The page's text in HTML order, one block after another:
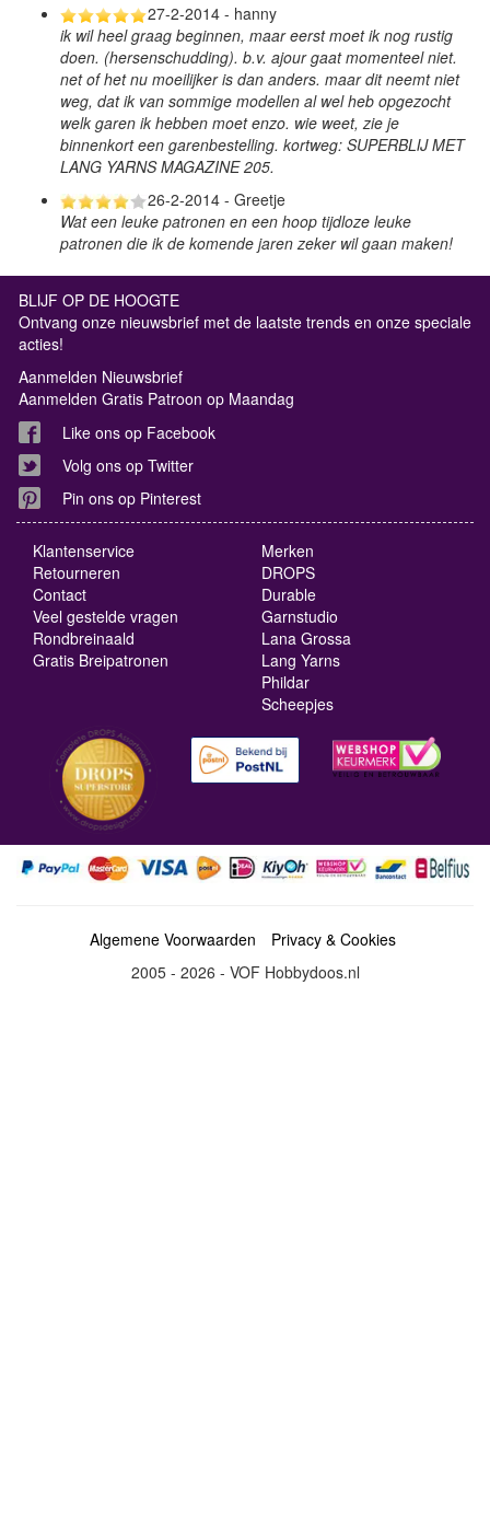
27-2-2014 - hanny
ik wil heel graag beginnen, maar eerst moet ik nog rustig
doen. (hersenschudding). b.v. ajour gaat momenteel niet.
net of het nu moeilijker is dan anders. maar dit neemt niet
weg, dat ik van sommige modellen al wel heb opgezocht
welk garen ik hebben moet enzo. wie weet, zie je
binnenkort een garenbestelling. kortweg: SUPERBLIJ MET
LANG YARNS MAGAZINE 205.
26-2-2014 - Greetje
Wat een leuke patronen en een hoop tijdloze leuke
patronen die ik de komende jaren zeker wil gaan maken!
BLIJF OP DE HOOGTE
Ontvang onze nieuwsbrief met de laatste trends en onze speciale
acties!
Aanmelden Nieuwsbrief
Aanmelden Gratis Patroon op Maandag
Like ons op Facebook
Volg ons op Twitter
Pin ons op Pinterest
Klantenservice
Retourneren
Contact
Veel gestelde vragen
Rondbreinaald
Gratis Breipatronen
Merken
DROPS
Durable
Garnstudio
Lana Grossa
Lang Yarns
Phildar
Scheepjes
Algemene Voorwaarden
Privacy & Cookies
2005 - 2026 - VOF Hobbydoos.nl